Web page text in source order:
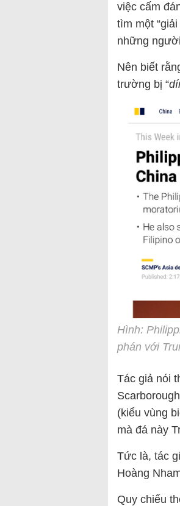
việc cấm
tìm một
những
Nên biết
trường bị “
Hình:
phán với
Tác giả nói
(kiểu vùng
mà đá này
Tức là, tác
Hoàng
Quy chiếu